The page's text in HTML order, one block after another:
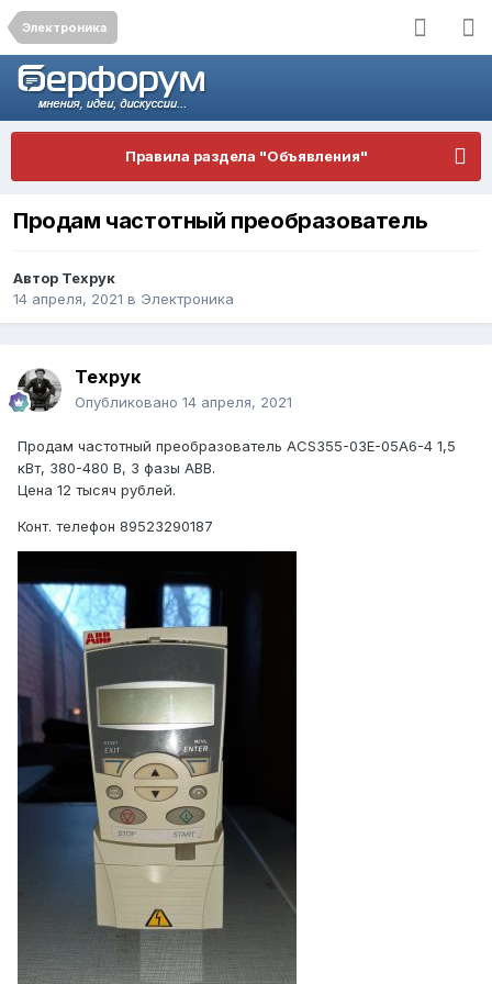
Электроника
Правила раздела "Объявления"
Продам частотный преобразователь
Автор Техрук
14 апреля, 2021 в Электроника
Техрук
Опубликовано 14 апреля, 2021
Продам частотный преобразователь ACS355-03E-05A6-4 1,5
кВт, 380-480 В, 3 фазы ABB.
Цена 12 тысяч рублей.
Конт. телефон 89523290187